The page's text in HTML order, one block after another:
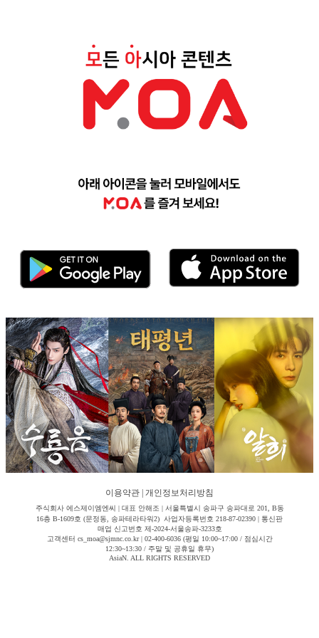
이용약관 개인정보처리방침
주식회사 에스제이엠엔씨 | 대표 안해조 | 서울특별시 송파구 송파대로 201, B동
16층 B-1609호 (문정동, 송파테라타워2) 사업자등록번호 218-87-02390 | 통신판
매업 신고번호 제-2024-서울송파-3233호
고객센터 cs_moa@sjmnc.co.kr | 02-400-6036 (평일 10:00~17:00 / 점심시간
12:30~13:30 / 주말 및 공휴일 휴무)
AsiaN. ALL RIGHTS RESERVED